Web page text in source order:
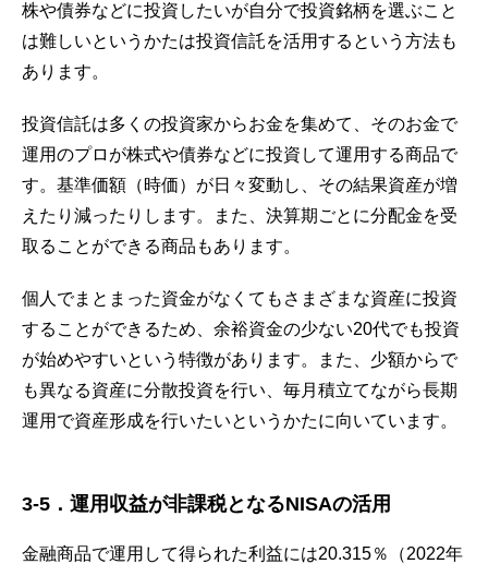
株や債券などに投資したいが自分で投資銘柄を選ぶこと
は難しいというかたは投資信託を活用するという方法も
あります。
投資信託は多くの投資家からお金を集めて、そのお金で
運用のプロが株式や債券などに投資して運用する商品で
す。基準価額（時価）が日々変動し、その結果資産が増
えたり減ったりします。また、決算期ごとに分配金を受
取ることができる商品もあります。
個人でまとまった資金がなくてもさまざまな資産に投資
することができるため、余裕資金の少ない20代でも投資
が始めやすいという特徴があります。また、少額からで
も異なる資産に分散投資を行い、毎月積立てながら長期
運用で資産形成を行いたいというかたに向いています。
3-5．運用収益が非課税となるNISAの活用
金融商品で運用して得られた利益には20.315％（2022年